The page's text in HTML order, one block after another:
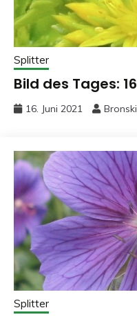
Splitter
Bild des Tages:
16. Juni 2021 Bronski
Splitter